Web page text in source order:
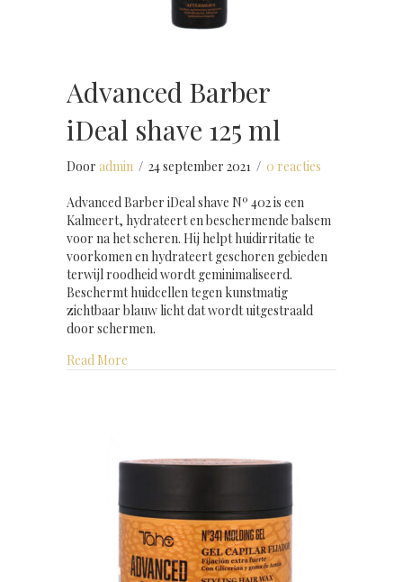
Advanced Barber
iDeal shave 125 ml
Door admin / 24 september 2021 / 0 reacties
Advanced Barber iDeal shave Nº 402 is een
Kalmeert, hydrateert en beschermende balsem
voor na het scheren. Hij helpt huidirritatie te
voorkomen en hydrateert geschoren gebieden
terwijl roodheid wordt geminimaliseerd.
Beschermt huidcellen tegen kunstmatig
zichtbaar blauw licht dat wordt uitgestraald
door schermen.
Read More